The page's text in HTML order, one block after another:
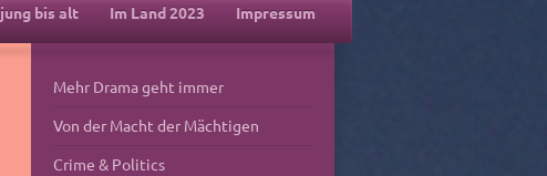
bis alt Im Land 2023 Impressum
Mehr Drama geht immer
Von der Macht der Mächtigen
Crime & Politics